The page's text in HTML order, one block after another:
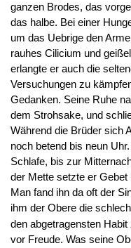
ganzen Brodes, das
das halbe. Bei einer
um das Uebrige den
rauhes Cilicium und
erlangte er auch die
Versuchungen zu
Gedanken. Seine Ruhe
dem Strohsake, und
Während die Brüder sich
noch betend bis neun
Schlafe, bis zur
der Mette setzte er
Man fand ihn da oft der
ihm der Obere die
den abgetragensten
vor Freude. Was seine